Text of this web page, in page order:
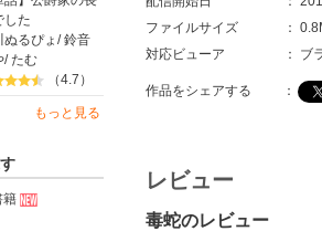
した
ぬるぴょ /鈴音
/たむ
（4.7）
もっと見る
籍
ファイルサイズ
：
対応ビューア
： ブ
作品をシェアする ：
レビュー
毒蛇のレビュー